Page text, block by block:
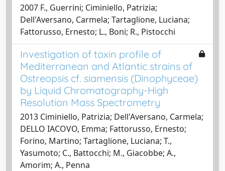
2007 F., Guerrini; Ciminiello, Patrizia;
Dell'Aversano, Carmela; Tartaglione, Luciana;
Fattorusso, Ernesto; L., Boni; R., Pistocchi
Investigation of toxin profile of
Mediterranean and Atlantic strains of
Ostreopsis cf. siamensis (Dinophyceae)
by Liquid Chromatography-High
Resolution Mass Spectrometry
2013 Ciminiello, Patrizia; Dell'Aversano, Carmela;
DELLO IACOVO, Emma; Fattorusso, Ernesto;
Forino, Martino; Tartaglione, Luciana; T.,
Yasumoto; C., Battocchi; M., Giacobbe; A.,
Amorim; A., Penna